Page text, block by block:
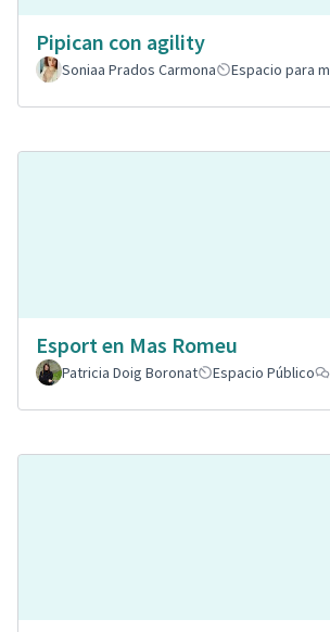
Pipican con agility
Soniaa Prados Carmona
Espacio para
Esport en Mas Romeu
Patricia Doig Boronat
Espacio Público